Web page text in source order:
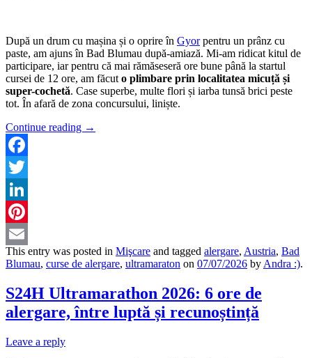
După un drum cu mașina și o oprire în Gyorpentru un prânz cu
paste, am ajuns în Bad Blumau după-amiază. Mi-am ridicat kitul de
participare, iar pentru că mai rămăseseră ore bune până la startul
cursei de 12 ore, am făcut o plimbare prin localitatea micuță și
super-cochetă. Case superbe, multe flori și iarba tunsă brici peste
tot. În afară de zona concursului, liniște.
Continue reading →
Facebook
Twitter
LinkedIn
Pinterest
Email
This entry was posted in Mişcare and tagged alergare, Austria, Bad
Blumau, curse de alergare, ultramaraton on 07/07/2026 by Andra :).
S24H Ultramarathon 2026: 6 ore de
alergare, între luptă și recunoștință
Leave a reply